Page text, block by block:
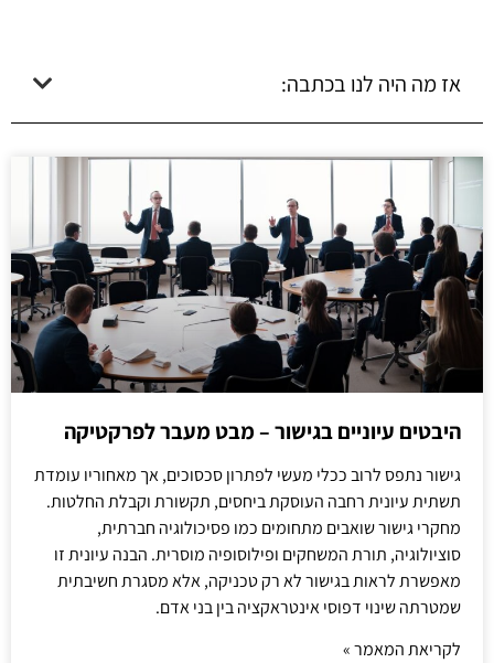
אז מה היה לנו בכתבה:
היבטים עיוניים בגישור – מבט מעבר לפרקטיקה
גישור נתפס לרוב ככלי מעשי לפתרון סכסוכים, אך מאחוריו עומדת
תשתית עיונית רחבה העוסקת ביחסים, תקשורת וקבלת החלטות.
מחקרי גישור שואבים מתחומים כמו פסיכולוגיה חברתית,
סוציולוגיה, תורת המשחקים ופילוסופיה מוסרית. הבנה עיונית זו
מאפשרת לראות בגישור לא רק טכניקה, אלא מסגרת חשיבתית
שמטרתה שינוי דפוסי אינטראקציה בין בני אדם.
לקריאת המאמר »